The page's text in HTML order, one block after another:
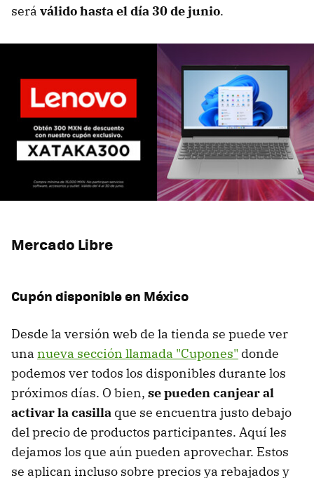
será válido hasta el día 30 de junio.
Mercado Libre
Cupón disponible en México
Desde la versión web de la tienda se puede ver
una nueva sección llamada "Cupones" donde
podemos ver todos los disponibles durante los
próximos días. O bien, se pueden canjear al
activar la casilla que se encuentra justo debajo
del precio de productos participantes. Aquí les
dejamos los que aún pueden aprovechar. Estos
se aplican incluso sobre precios ya rebajados y